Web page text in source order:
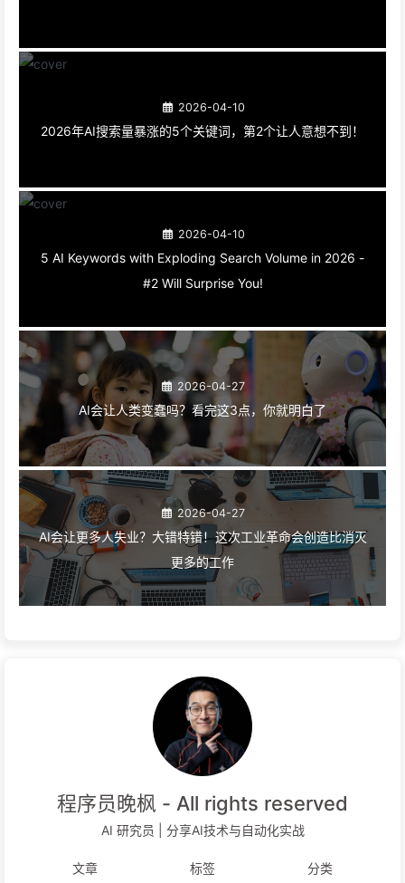
2026-04-10
2026年AI搜索量暴涨的5个关键词，第2个让人意想不到！
2026-04-10
5 AI Keywords with Exploding Search Volume in 2026 -
#2 Will Surprise You!
2026-04-27
AI会让人类变蠢吗？看完这3点，你就明白了
2026-04-27
AI会让更多人失业？大错特错！这次工业革命会创造比消灭
更多的工作
程序员晚枫 - All rights reserved
AI 研究员 | 分享AI技术与自动化实战
文章 标签 分类